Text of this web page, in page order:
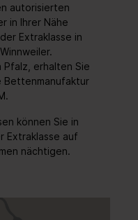
autorisierten
in Ihrer Nähe
Extraklasse in
erhalten Sie
Bettenmanufaktur
können Sie in
Extraklasse auf
nächtigen.